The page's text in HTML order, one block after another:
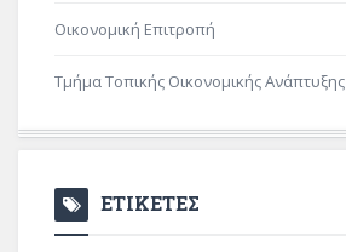
Οικονομική Επιτροπή
Τμήμα Τοπικής Οικονομικής Ανάπτυξης
ΕΤΙΚΕΤΕΣ